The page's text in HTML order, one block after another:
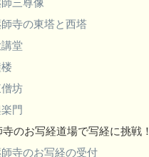
三尊像
寺の東塔と西塔
堂
坊
門
寺のお写経道場で写経に挑戦！
寺のお写経の受付